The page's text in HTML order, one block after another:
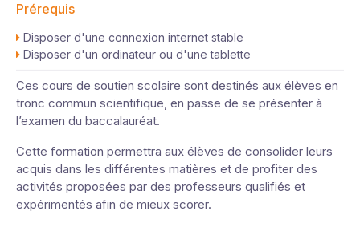
Prérequis
Disposer d'une connexion internet stable
Disposer d'un ordinateur ou d'une tablette
Ces cours de soutien scolaire sont destinés aux élèves en
tronc commun scientifique, en passe de se présenter à
l’examen du baccalauréat.
Cette formation permettra aux élèves de consolider leurs
acquis dans les différentes matières et de profiter des
activités proposées par des professeurs qualifiés et
expérimentés afin de mieux scorer.